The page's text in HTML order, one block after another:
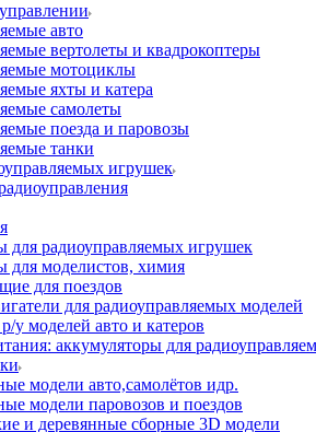
авто
вертолеты и квадрокоптеры
мотоциклы
яхты и катера
самолеты
поезда и паровозы
танки
игрушек
для радиоуправляемых игрушек
для моделистов, химия
для поездов
для радиоуправляемых моделей
у моделей авто и катеров
аккумуляторы для
модели авто,самолётов идр.
модели паровозов и поездов
и деревянные сборные 3D модели